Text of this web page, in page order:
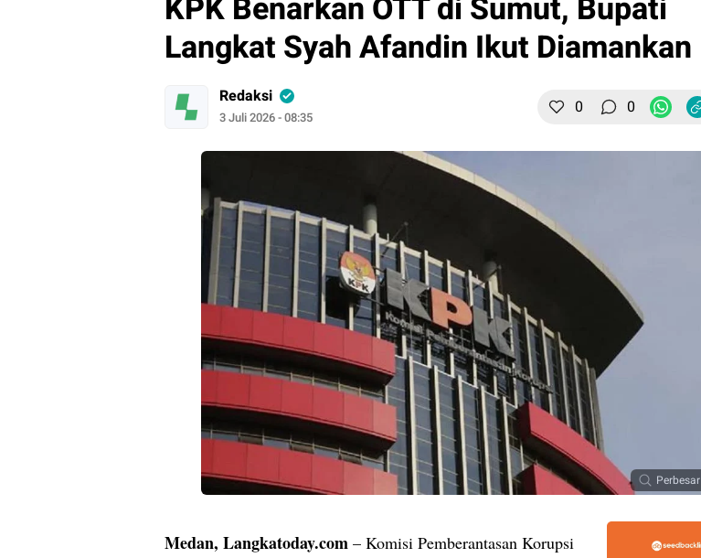
KPK Benarkan OTT di Sumut, Bupati
Langkat Syah Afandin Ikut Diamankan
Redaksi
3 Juli 2026 - 08:35 0 0
Perbesar
Medan, Langkatoday.com – Komisi Pemberantasan Korupsi